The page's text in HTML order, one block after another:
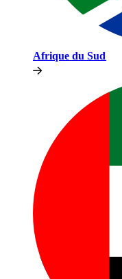
Afrique du Sud​​